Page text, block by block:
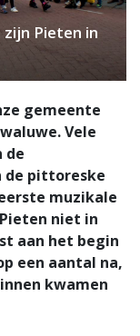
Pieten in
gemeente
Vele
de
de pittoreske
muzikale
niet in
aan het begin
een aantal na,
kwamen